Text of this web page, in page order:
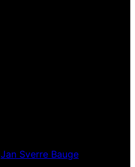
Jan Sverre Bauge